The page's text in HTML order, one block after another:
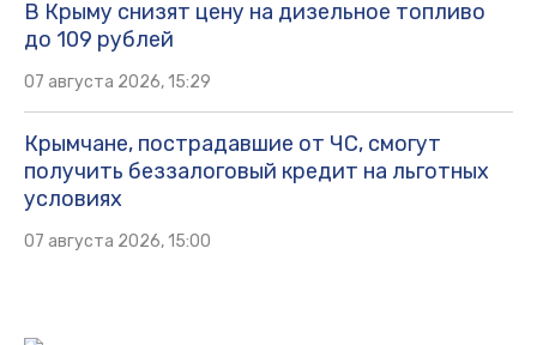
В Крыму снизят цену на дизельное топливо
до 109 рублей
07 августа 2026, 15:29
Крымчане, пострадавшие от ЧС, смогут
получить беззалоговый кредит на льготных
условиях
07 августа 2026, 15:00